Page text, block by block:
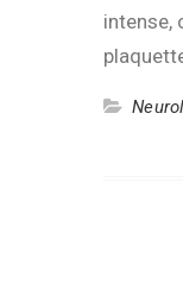
intense,